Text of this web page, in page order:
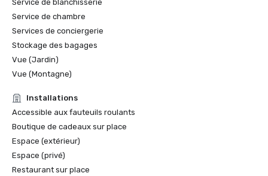
Service de blanchisserie
Service de chambre
Services de conciergerie
Stockage des bagages
Vue (Jardin)
Vue (Montagne)
Installations
Accessible aux fauteuils roulants
Boutique de cadeaux sur place
Espace (extérieur)
Espace (privé)
Restaurant sur place